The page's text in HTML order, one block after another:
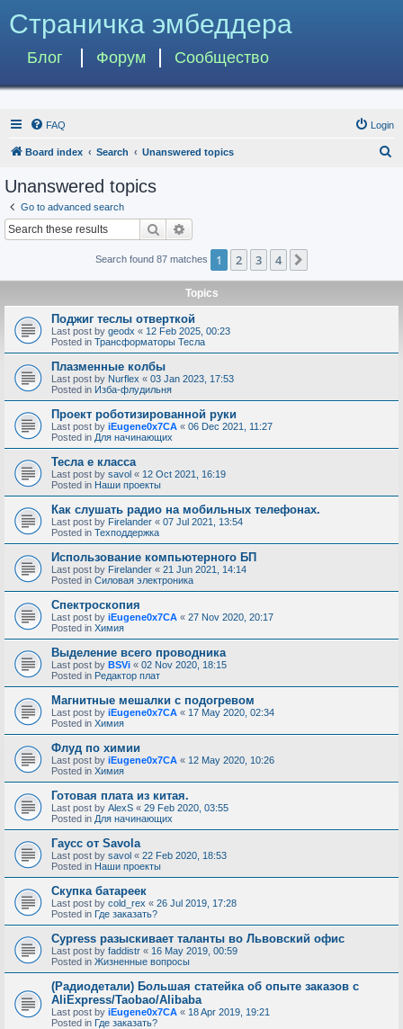
Страничка эмбеддера
Блог Форум Сообщество
FAQ Login
Board index Search Unanswered topics
Unanswered topics
Go to advanced search
Search
Search found 87 matches 1 2 3 4
Topics
Поджиг теслы отверткой
Last post by geodx « 12 Feb 2025, 00:23
Posted in Трансформаторы Тесла
Плазменные колбы
Last post by Nurflex « 03 Jan 2023, 17:53
Posted in Изба-флудильня
Проект роботизированной руки
Last post by iEugene0x7CA « 06 Dec 2021, 11:27
Posted in Для начинающих
Тесла е класса
Last post by savol « 12 Oct 2021, 16:19
Posted in Наши проекты
Как слушать радио на мобильных телефонах.
Last post by Firelander « 07 Jul 2021, 13:54
Posted in Техподдержка
Использование компьютерного БП
Last post by Firelander « 21 Jun 2021, 14:14
Posted in Силовая электроника
Спектроскопия
Last post by iEugene0x7CA « 27 Nov 2020, 20:17
Posted in Химия
Выделение всего проводника
Last post by BSVi « 02 Nov 2020, 18:15
Posted in Редактор плат
Магнитные мешалки с подогревом
Last post by iEugene0x7CA « 17 May 2020, 02:34
Posted in Химия
Флуд по химии
Last post by iEugene0x7CA « 12 May 2020, 10:26
Posted in Химия
Готовая плата из китая.
Last post by AlexS « 29 Feb 2020, 03:55
Posted in Для начинающих
Гаусс от Savola
Last post by savol « 22 Feb 2020, 18:53
Posted in Наши проекты
Скупка батареек
Last post by cold_rex « 26 Jul 2019, 17:28
Posted in Где заказать?
Cypress разыскивает таланты во Львовский офис
Last post by faddistr « 16 May 2019, 00:59
Posted in Жизненные вопросы
(Радиодетали) Большая статейка об опыте заказов с
AliExpress/Taobao/Alibaba
Last post by iEugene0x7CA « 18 Apr 2019, 19:21
Posted in Где заказать?